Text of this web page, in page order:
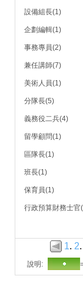
設備組長(1)
企劃編輯(1)
事務專員(2)
兼任講師(7)
美術人員(1)
分隊長(5)
義務役二兵(4)
留學顧問(1)
區隊長(1)
班長(1)
保育員(1)
行政預算財務士官
1. 2.
說明: